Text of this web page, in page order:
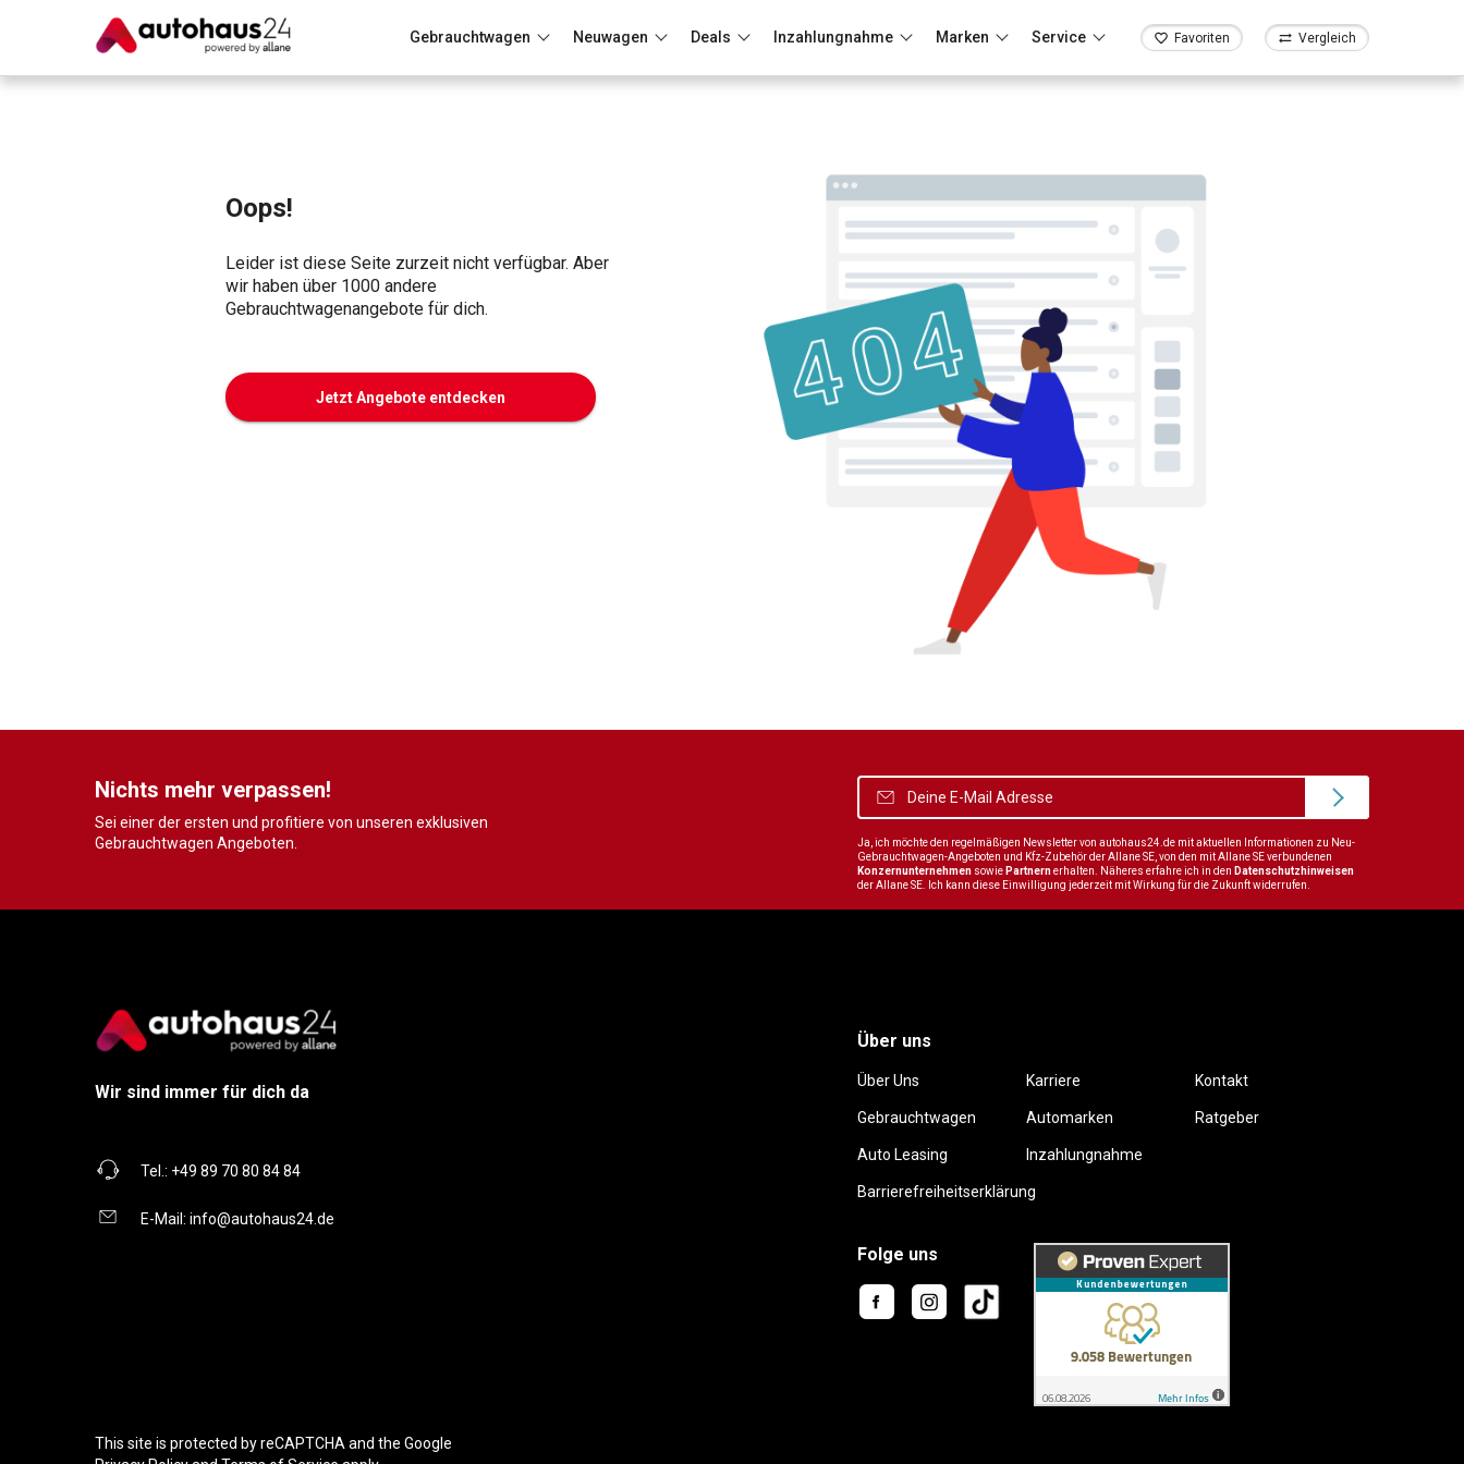
Gebrauchtwagen Neuwagen Deals Inzahlungnahme Marken Service Favoriten Vergleich
Oops!
Leider ist diese Seite zurzeit nicht verfügbar. Aber
wir haben über 1000 andere
Gebrauchtwagenangebote für dich.
Jetzt Angebote entdecken
Nichts mehr verpassen!
Sei einer der ersten und profitiere von unseren exklusiven
Gebrauchtwagen Angeboten.
Ja, ich möchte den regelmäßigen Newsletter von autohaus24.de mit aktuellen Informationen zu Neu-
Gebrauchtwagen-Angeboten und Kfz-Zubehör der Allane SE, von den mit Allane SE verbundenen
Konzernunternehmen sowie Partnernerhalten. Näheres erfahre ich in den Datenschutzhinweisen
der Allane SE. Ich kann diese Einwilligung jederzeit mit Wirkung für die Zukunft widerrufen.
Wir sind immer für dich da
Tel.: +49 89 70 80 84 84
E-Mail: info@autohaus24.de
Über uns
Über Uns Karriere Kontakt
Gebrauchtwagen Automarken Ratgeber
Auto Leasing Inzahlungnahme
Barrierefreiheitserklärung
Folge uns
This site is protected by reCAPTCHA and the Google